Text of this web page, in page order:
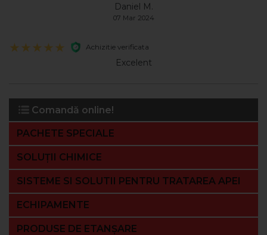
Comandă online!
PACHETE SPECIALE
SOLUȚII CHIMICE
SISTEME SI SOLUTII PENTRU TRATAREA APEI
ECHIPAMENTE
PRODUSE DE ETANȘARE
Daniel M.
07 Mar 2024
Achizitie verificata
Excelent